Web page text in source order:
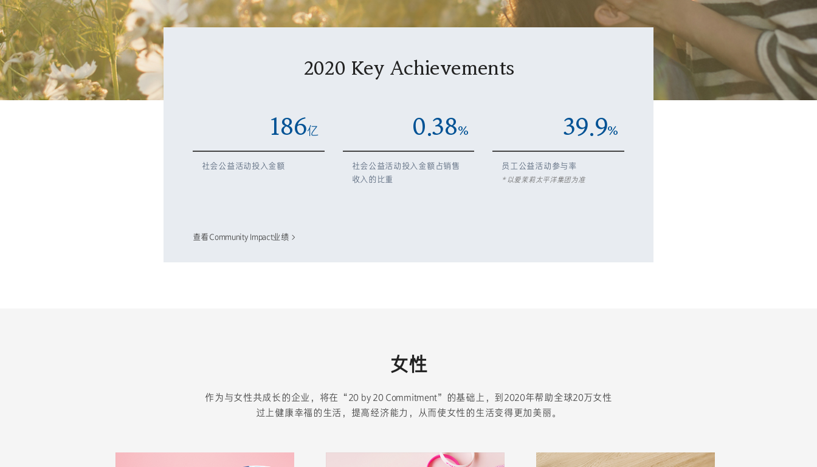
2020 Key Achievements
社会公益活动投入金额
186亿
社会公益活动投入金额占销售
收入的比重
0.38%
员工公益活动参与率
* 以爱茉莉太平洋集团为准
39.9%
查看Community Impact业绩 >
女性
作为与女性共成长的企业，将在“20 by 20 Commitment”的基础上，到2020年帮助全球20万女性
过上健康幸福的生活，提高经济能力，从而使女性的生活变得更加美丽。